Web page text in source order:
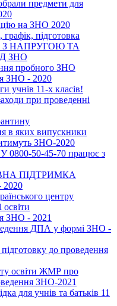
предмети для
на ЗНО 2020
підготовка
НАПРУГОЮ ТА
ЗНО
пробного ЗНО
ЗНО - 2020
учнів 11-х класів!
при проведенні
в яких випускники
ЗНО-2020
0800-50-45-70 працює з
ПІДТРИМКА
центру
освіти
ЗНО - 2021
ДПА у формі ЗНО -
до проведення
освіти ЖМР про
ЗНО-2021
для учнів та батьків 11